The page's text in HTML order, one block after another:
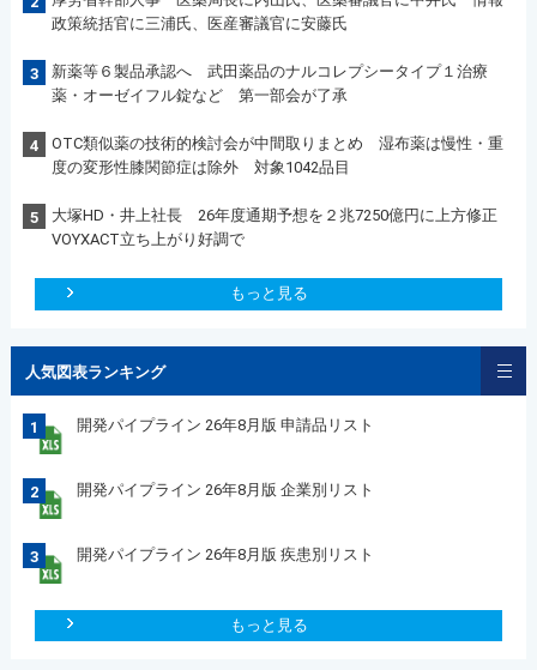
政策統括官に三浦氏、医産審議官に安藤氏
3
新薬等６製品承認へ 武田薬品のナルコレプシータイプ１治療
薬・オーゼイフル錠など 第一部会が了承
4
OTC類似薬の技術的検討会が中間取りまとめ 湿布薬は慢性・重
度の変形性膝関節症は除外 対象1042品目
5
大塚HD・井上社長 26年度通期予想を２兆7250億円に上方修正
VOYXACT立ち上がり好調で
もっと見る
人気図表ランキング
1 開発パイプライン 26年8月版 申請品リスト
2 開発パイプライン 26年8月版 企業別リスト
3 開発パイプライン 26年8月版 疾患別リスト
もっと見る